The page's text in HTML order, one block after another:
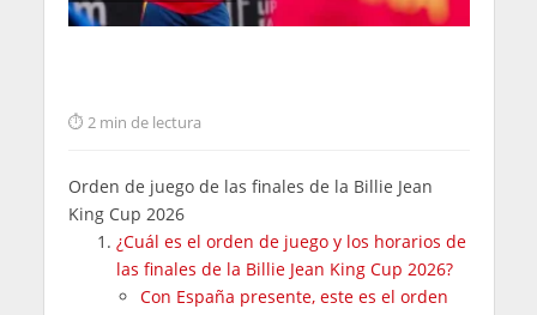
2 min de lectura
Orden de juego de las finales de la Billie Jean
King Cup 2026
¿Cuál es el orden de juego y los horarios de
las finales de la Billie Jean King Cup 2026?
Con España presente, este es el orden